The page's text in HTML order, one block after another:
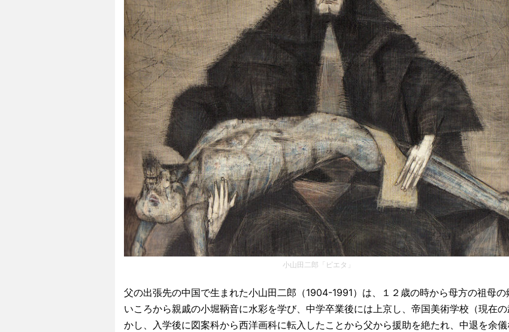
小山田二郎「ピエタ」
父の出張先の中国で生まれた小山田二郎（1904-1991）は、１２歳の時から母方の祖母
いころから親戚の小堀鞆音に水彩を学び、中学卒業後には上京し、帝国美術学校（現在
かし、入学後に図案科から西洋画科に転入したことから父から援助を絶たれ、中退を余儀